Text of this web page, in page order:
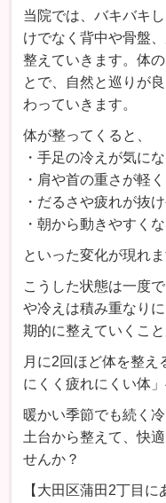
当院では、バキバキ
けでなく背中や骨盤
整えていきます。体
とで、自然と巡りが
わっていきます。
体が整ってくると、
・手足の冷えが気に
・肩や首の重さが軽
・だるさや疲れが抜
・朝から動きやすく
といった変化が現れま
こうした状態は一度
や冷えは積み重なり
期的に整えていくこと
月に2回ほど体を整え
にくく疲れにくい体
暖かい季節でも続く
土台から整えて、快
せんか？
【大田区蒲田2丁目